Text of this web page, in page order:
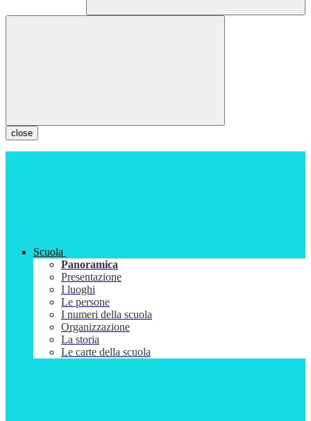
close
Scuola
Panoramica
Presentazione
I luoghi
Le persone
I numeri della scuola
Organizzazione
La storia
Le carte della scuola